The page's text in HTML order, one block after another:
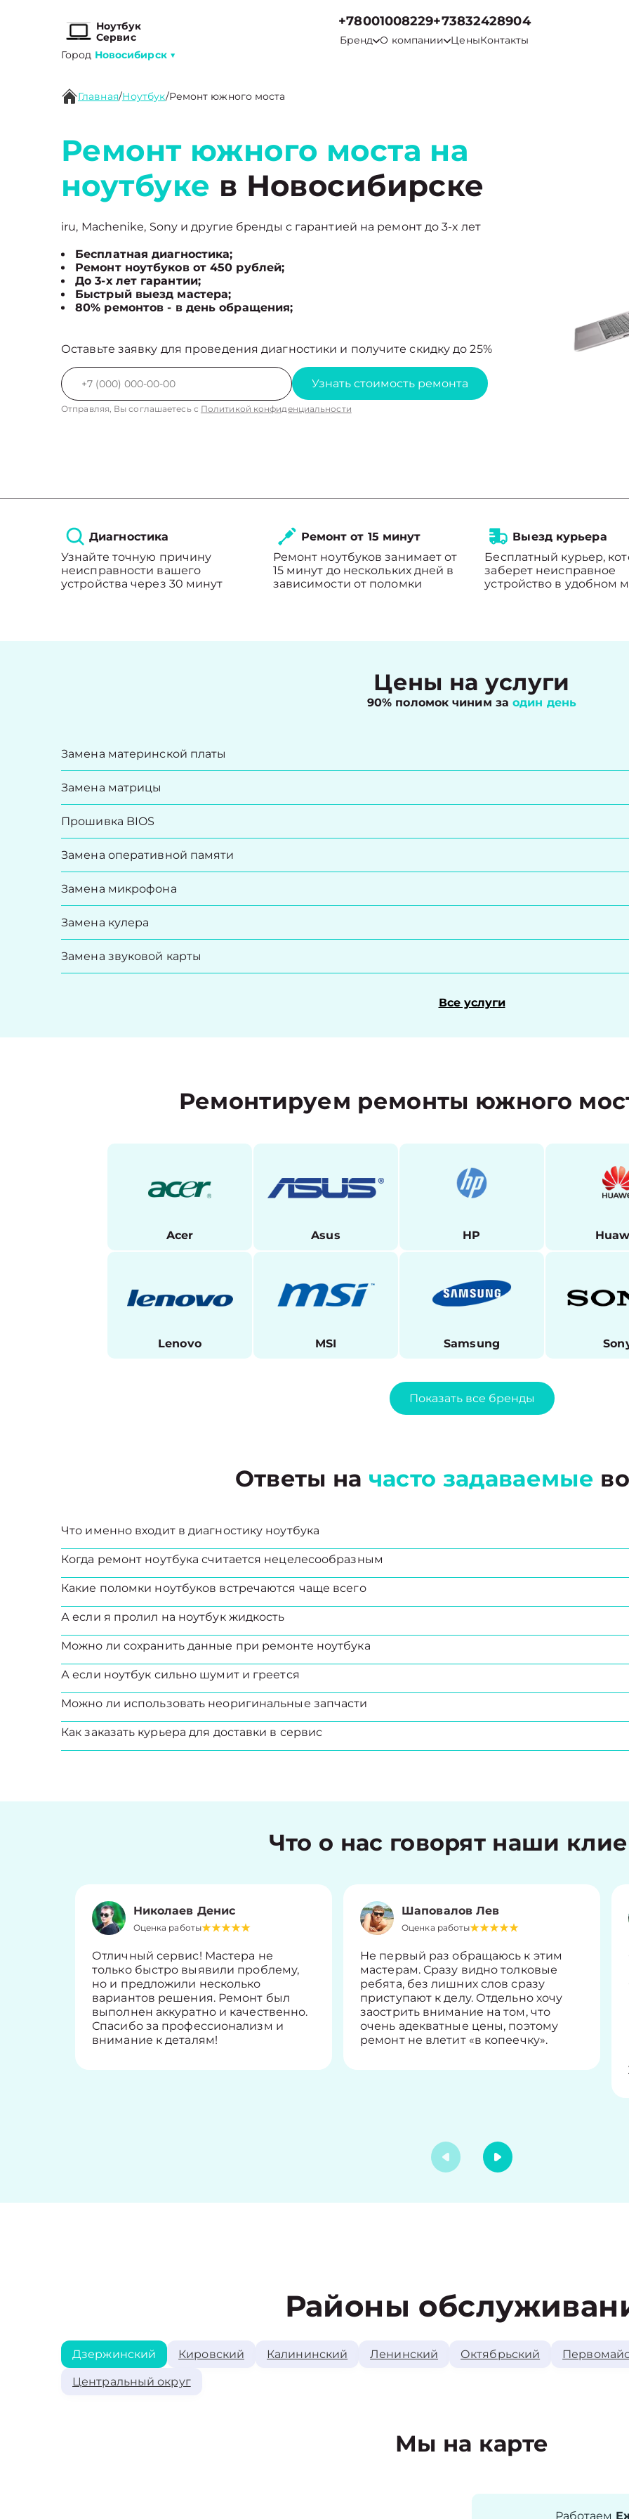
Ноутбук
Сервис
Город Новосибирск ▼
+78001008229+73832428904
Бренд О компании ЦеныКонтакты
Главная/Ноутбук/Ремонт южного моста
Ремонт южного моста на
ноутбуке в Новосибирске
iru, Machenike, Sony и другие бренды с гарантией на ремонт до 3-х лет
Бесплатная диагностика;
Ремонт ноутбуков от 450 рублей;
До 3-х лет гарантии;
Быстрый выезд мастера;
80% ремонтов - в день обращения;
Оставьте заявку для проведения диагностики и получите скидку до 25%
Узнать стоимость ремонта
Отправляя, Вы соглашаетесь с Политикой конфиденциальности
Диагностика
Узнайте точную причину
неисправности вашего
устройства через 30 минут
Ремонт от 15 минут
Ремонт ноутбуков занимает от
15 минут до нескольких дней в
зависимости от поломки
Выезд курьера
Бесплатный курьер,
заберет неисправное
устройство в удобном
Цены на услуги
90% поломок чиним заодин день
Замена материнской платы
Замена матрицы
Прошивка BIOS
Замена оперативной памяти
Замена микрофона
Замена кулера
Замена звуковой карты
Все услуги
Ремонтируем ремонты южного
Acer Asus HP
Lenovo MSI Samsung
Показать все бренды
Ответы на часто задаваемые
Что именно входит в диагностику ноутбука
Когда ремонт ноутбука считается нецелесообразным
Какие поломки ноутбуков встречаются чаще всего
А если я пролил на ноутбук жидкость
Можно ли сохранить данные при ремонте ноутбука
А если ноутбук сильно шумит и греется
Можно ли использовать неоригинальные запчасти
Как заказать курьера для доставки в сервис
Что о нас говорят наши
Николаев Денис
Оценка работы
Отличный сервис! Мастера не
только быстро выявили проблему,
но и предложили несколько
вариантов решения. Ремонт был
выполнен аккуратно и качественно.
Спасибо за профессионализм и
внимание к деталям!
Шаповалов Лев
Оценка работы
Не первый раз обращаюсь к этим
мастерам. Сразу видно толковые
ребята, без лишних слов сразу
приступают к делу. Отдельно хочу
заострить внимание на том, что
очень адекватные цены, поэтому
ремонт не влетит «в копеечку».
Районы
Дзержинский Кировский Калининский Ленинский Октябрьский
Центральный округ
Мы на карте
Работаем